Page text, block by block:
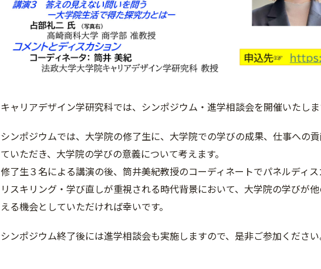
キャリアデザイン学研究科では、シンポジウム・進学相談会を開催いたし
シンポジウムでは、大学院の修了生に、大学院での学びの成果、仕事への
ていただき、大学院の学びの意義について考えます。
修了生３名による講演の後、筒井美紀教授のコーディネートでパネルディ
リスキリング・学び直しが重視される時代背景において、大学院の学びが
える機会としていただければ幸いです。
シンポジウム終了後には進学相談会も実施しますので、是非ご参加くださ